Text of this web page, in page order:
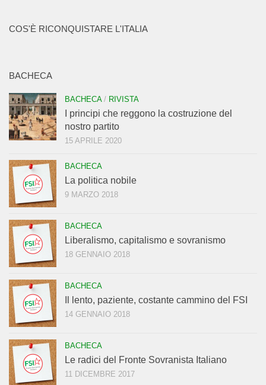
COS'È RICONQUISTARE L'ITALIA
BACHECA
BACHECA/ RIVISTA
I principi che reggono la costruzione del
nostro partito
15 APRILE 2020
BACHECA
La politica nobile
9 MARZO 2018
BACHECA
Liberalismo, capitalismo e sovranismo
18 GENNAIO 2018
BACHECA
Il lento, paziente, costante cammino del FSI
14 GENNAIO 2018
BACHECA
Le radici del Fronte Sovranista Italiano
11 DICEMBRE 2017